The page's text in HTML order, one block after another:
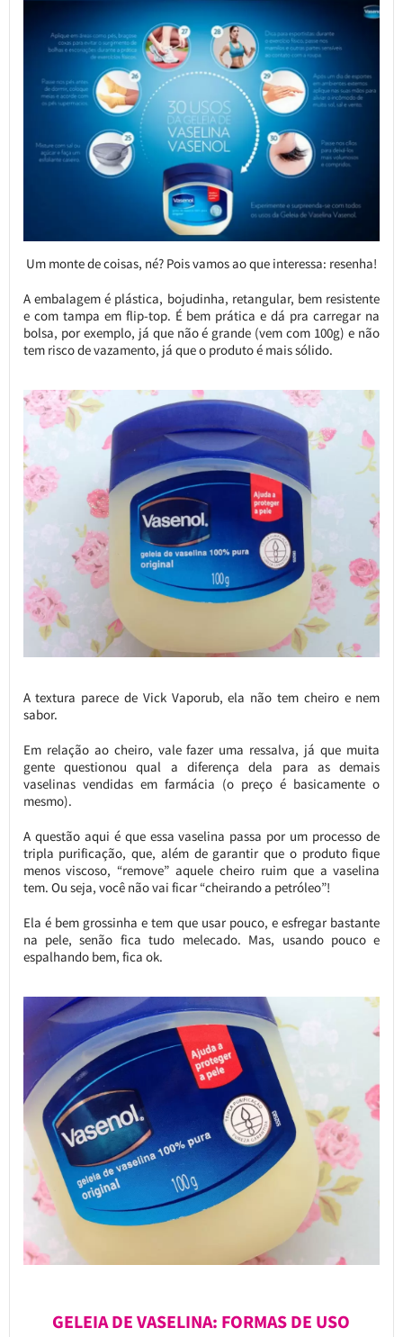
Um monte de coisas, né? Pois vamos ao que interessa: resenha!
A embalagem é plástica, bojudinha, retangular, bem resistente
e com tampa em flip-top. É bem prática e dá pra carregar na
bolsa, por exemplo, já que não é grande (vem com 100g) e não
tem risco de vazamento, já que o produto é mais sólido.
A textura parece de Vick Vaporub, ela não tem cheiro e nem
sabor.
Em relação ao cheiro, vale fazer uma ressalva, já que muita
gente questionou qual a diferença dela para as demais
vaselinas vendidas em farmácia (o preço é basicamente o
mesmo).
A questão aqui é que essa vaselina passa por um processo de
tripla purificação, que, além de garantir que o produto fique
menos viscoso, “remove” aquele cheiro ruim que a vaselina
tem. Ou seja, você não vai ficar “cheirando a petróleo”!
Ela é bem grossinha e tem que usar pouco, e esfregar bastante
na pele, senão fica tudo melecado. Mas, usando pouco e
espalhando bem, fica ok.
GELEIA DE VASELINA: FORMAS DE USO